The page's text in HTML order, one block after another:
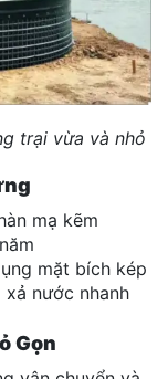
trại vừa và nhỏ
mạ kẽm
mặt bích kép
nước nhanh
Gọn